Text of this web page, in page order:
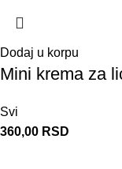
Dodaj u korpu
Mini krema za
Svi
360,00 RSD